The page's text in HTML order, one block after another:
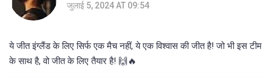
जुलाई 5, 2024 AT 09:54
ये जीत इंग्लैंड के लिए सिर्फ एक मैच नहीं, ये एक विश्वास की जीत है! जो भी इस टीम
के साथ है, वो जीत के लिए तैयार है! 🙌🔥